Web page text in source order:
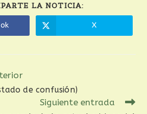
LA NOTICIA:
X
de confusión)
Siguiente entrada